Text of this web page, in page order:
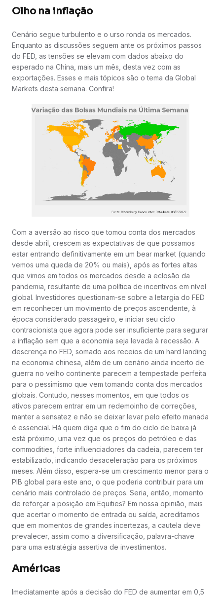
Olho na inflação
Cenário segue turbulento e o urso ronda os mercados.
Enquanto as discussões seguem ante os próximos passos
do FED, as tensões se elevam com dados abaixo do
esperado na China, mais um mês, desta vez com as
exportações. Esses e mais tópicos são o tema da Global
Markets desta semana. Confira!
Com a aversão ao risco que tomou conta dos mercados
desde abril, crescem as expectativas de que possamos
estar entrando definitivamente em um bear market (quando
vemos uma queda de 20% ou mais), após as fortes altas
que vimos em todos os mercados desde a eclosão da
pandemia, resultante de uma política de incentivos em nível
global. Investidores questionam-se sobre a letargia do FED
em reconhecer um movimento de preços ascendente, à
época considerado passageiro, e iniciar seu ciclo
contracionista que agora pode ser insuficiente para segurar
a inflação sem que a economia seja levada à recessão. A
descrença no FED, somado aos receios de um hard landing
na economia chinesa, além de um cenário ainda incerto de
guerra no velho continente parecem a tempestade perfeita
para o pessimismo que vem tomando conta dos mercados
globais. Contudo, nesses momentos, em que todos os
ativos parecem entrar em um redemoinho de correções,
manter a sensatez e não se deixar levar pelo efeito manada
é essencial. Há quem diga que o fim do ciclo de baixa já
está próximo, uma vez que os preços do petróleo e das
commodities, forte influenciadores da cadeia, parecem ter
estabilizado, indicando desaceleração para os próximos
meses. Além disso, espera-se um crescimento menor para o
PIB global para este ano, o que poderia contribuir para um
cenário mais controlado de preços. Seria, então, momento
de reforçar a posição em Equities? Em nossa opinião, mais
que acertar o momento de entrada ou saída, acreditamos
que em momentos de grandes incertezas, a cautela deve
prevalecer, assim como a diversificação, palavra-chave
para uma estratégia assertiva de investimentos.
Américas
Imediatamente após a decisão do FED de aumentar em 0,5